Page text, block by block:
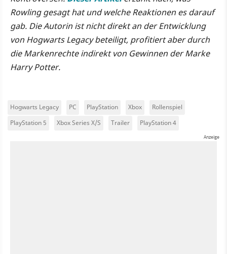
Rowling gesagt hat und welche Reaktionen es darauf
gab. Die Autorin ist nicht direkt an der Entwicklung
von Hogwarts Legacy beteiligt, profitiert aber durch
die Markenrechte indirekt von Gewinnen der Marke
Harry Potter.
Hogwarts Legacy PC PlayStation Xbox
Rollenspiel
PlayStation 5
Xbox Series X/S Trailer PlayStation 4